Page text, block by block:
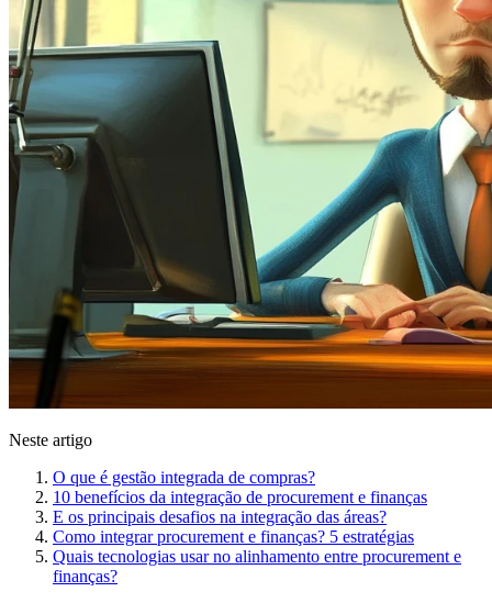
Neste artigo
O que é gestão integrada de compras?
10 benefícios da integração de procurement e finanças
E os principais desafios na integração das áreas?
Como integrar procurement e finanças? 5 estratégias
Quais tecnologias usar no alinhamento entre procurement e
finanças?